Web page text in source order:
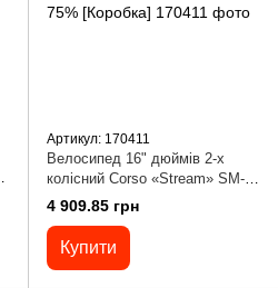
Артикул: 170411
Велосипед 16" дюймів 2-х
колісний Corso «Stream» SM-
46533 (1) МАГНІЄВА РАМА,
ЛИТІ ДИСКИ, ДИСКОВІ
ГАЛЬМА, зібран на 75%
[Коробка]
4 909.85 грн
Купити